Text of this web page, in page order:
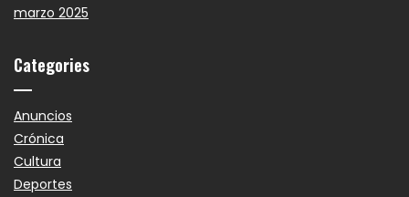
marzo 2025
Categories
Anuncios
Crónica
Cultura
Deportes